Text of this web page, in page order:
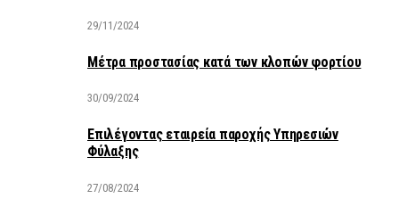
29/11/2024
Μέτρα προστασίας κατά των κλοπών φορτίου
30/09/2024
Επιλέγοντας εταιρεία παροχής Υπηρεσιών
Φύλαξης
27/08/2024